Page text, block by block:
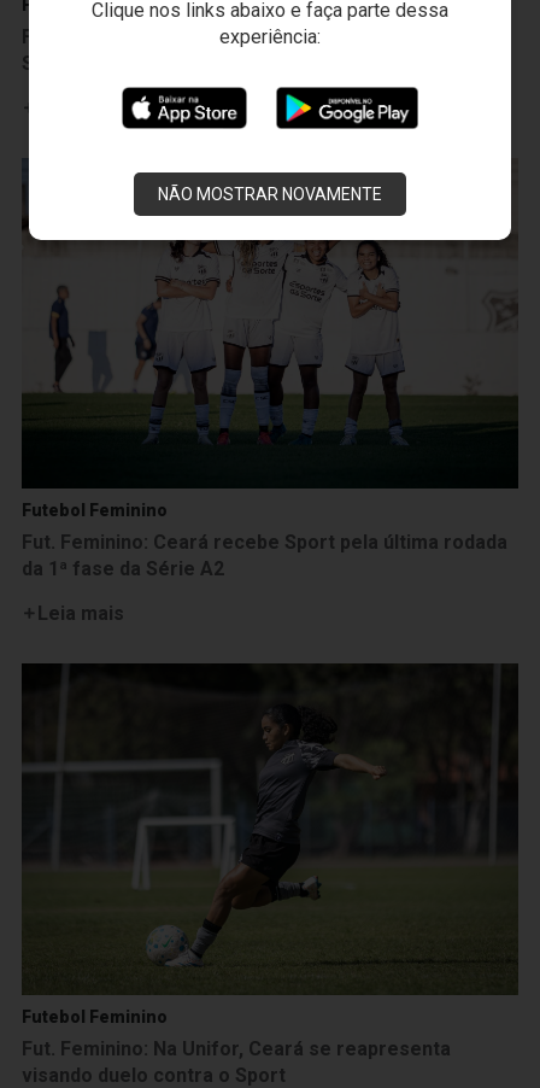
Clique nos links abaixo e faça parte dessa
experiência:
NÃO MOSTRAR NOVAMENTE
Futebol Feminino
Fut. Feminino: No encerramento da primeira fase da
Série A2, Ceará perde para o Sport na Cidade Vozão
Futebol Feminino
Fut. Feminino: Ceará recebe Sport pela última rodada
da 1ª fase da Série A2
Leia mais
Futebol Feminino
Fut. Feminino: Na Unifor, Ceará se reapresenta
visando duelo contra o Sport